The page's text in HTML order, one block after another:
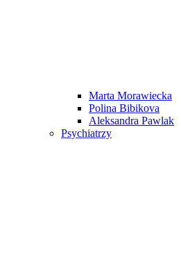
Marta Morawiecka
Polina Bibikova
Aleksandra Pawlak
Psychiatrzy